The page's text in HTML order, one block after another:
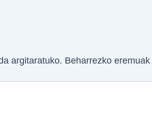
argitaratuko. Beharrezko eremuak